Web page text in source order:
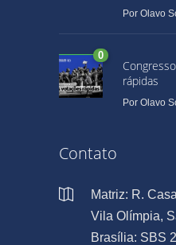
Por Olavo
0
rápidas
Por Olavo
Contato
Matriz: R.
Vila Olímpia,
Brasília: SBS